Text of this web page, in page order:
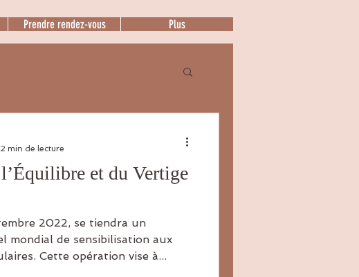
Prendre rendez-vous Plus
et du Vertige
2022, se tiendra un
mondial de sensibilisation aux
Cette opération vise à...
2 min de lecture